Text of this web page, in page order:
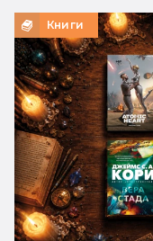
Книги